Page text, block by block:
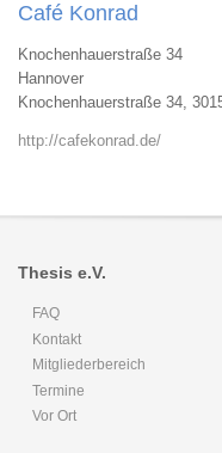
Café Konrad
Knochenhauerstraße 34
Hannover
Knochenhauerstraße 34,
http://cafekonrad.de/
Thesis e.V.
FAQ
Kontakt
Mitgliederbereich
Termine
Vor Ort